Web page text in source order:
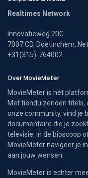
Realtimes Network
Innovatieweg 20C
7007 CD, Doetinchem,
+31(315)-764002
Over MovieMeter
MovieMeter is hét
Met tienduizenden titels,
onze community, vind je
documentaire die je
televisie, in de bioscoop
MovieMeter navigeer je
aan jouw wensen.
MovieMeter is echter